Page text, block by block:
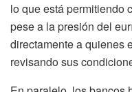
lo que está permitiendo
pese a la presión del
directamente a quienes
revisando sus